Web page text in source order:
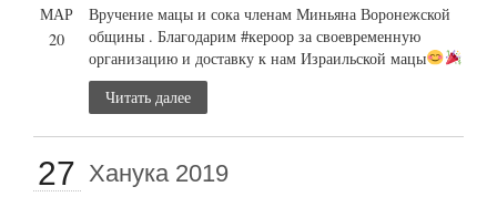
МАР
20
Вручение мацы и сока членам Миньяна Воронежской
общины . Благодарим #кероор за своевременную
организацию и доставку к нам Израильской мацы
Читать далее
27 Ханука 2019